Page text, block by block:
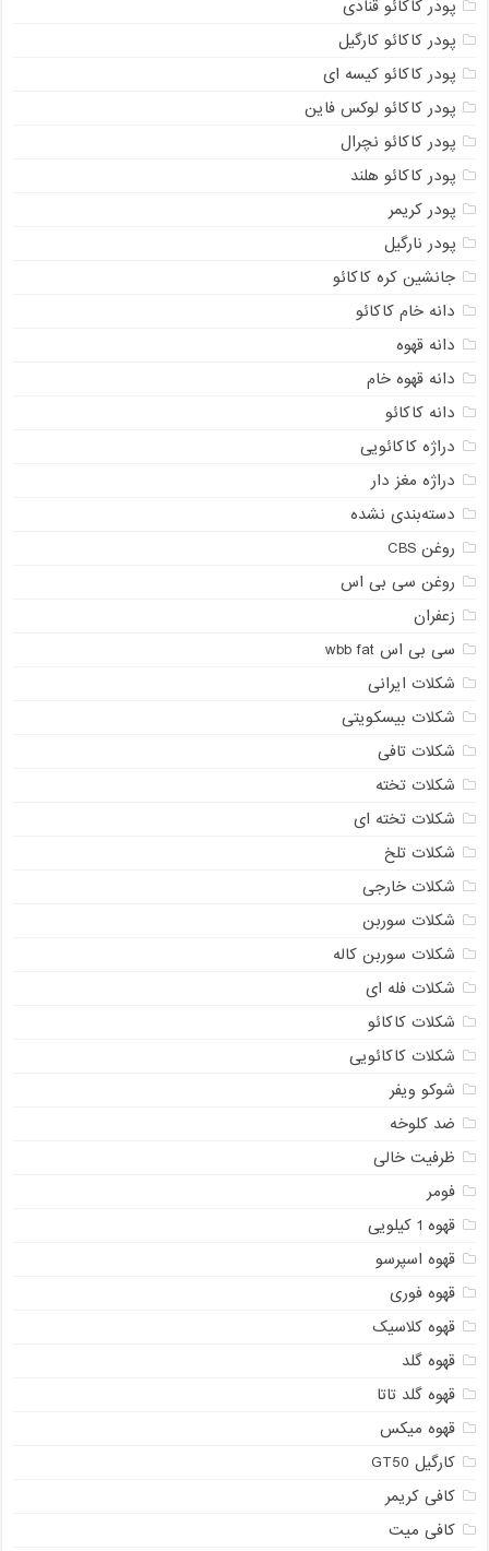
پودر کاکائو قنادی
پودر کاکائو کارگیل
پودر کاکائو کیسه ای
پودر کاکائو لوکس فاین
پودر کاکائو نچرال
پودر کاکائو هلند
پودر کریمر
پودر نارگیل
جانشین کره کاکائو
دانه خام کاکائو
دانه قهوه
دانه قهوه خام
دانه کاکائو
دراژه کاکائویی
دراژه مغز دار
دسته‌بندی نشده
روغن CBS
روغن سی بی اس
زعفران
سی بی اس wbb fat
شکلات ایرانی
شکلات بیسکویتی
شکلات تافی
شکلات تخته
شکلات تخته ای
شکلات تلخ
شکلات خارجی
شکلات سوربن
شکلات سوربن کاله
شکلات فله ای
شکلات کاکائو
شکلات کاکائویی
شوکو ویفر
ضد کلوخه
ظرفیت خالی
فومر
قهوه 1 کیلویی
قهوه اسپرسو
قهوه فوری
قهوه کلاسیک
قهوه گلد
قهوه گلد تاتا
قهوه میکس
کارگیل GT50
کافی کریمر
کافی میت